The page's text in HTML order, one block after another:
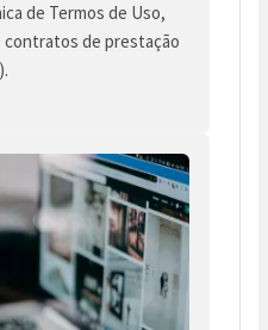
de Termos de Uso,
contratos de prestação